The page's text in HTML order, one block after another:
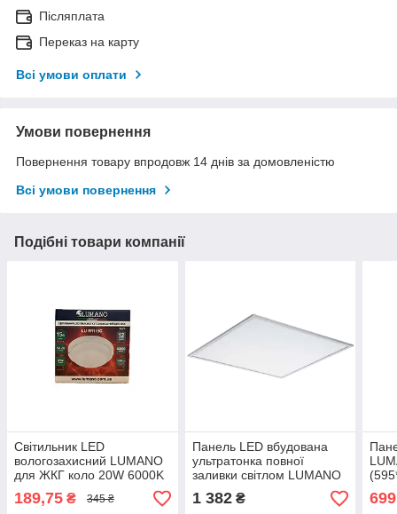
Післяплата
Переказ на карту
Всі умови оплати
Умови повернення
Повернення товару впродовж 14 днів за домовленістю
Всі умови повернення
Подібні товари компанії
Світильник LED
вологозахисний LUMANO
для ЖКГ коло 20W 6000K
IP54 LU-WR-20C (175*38
мм)
189,75 ₴ 345 ₴
Панель LED вбудована
ультратонка повної
заливки світлом LUMANO
SLIM 45W 6000K 600х600
мм
1 382₴